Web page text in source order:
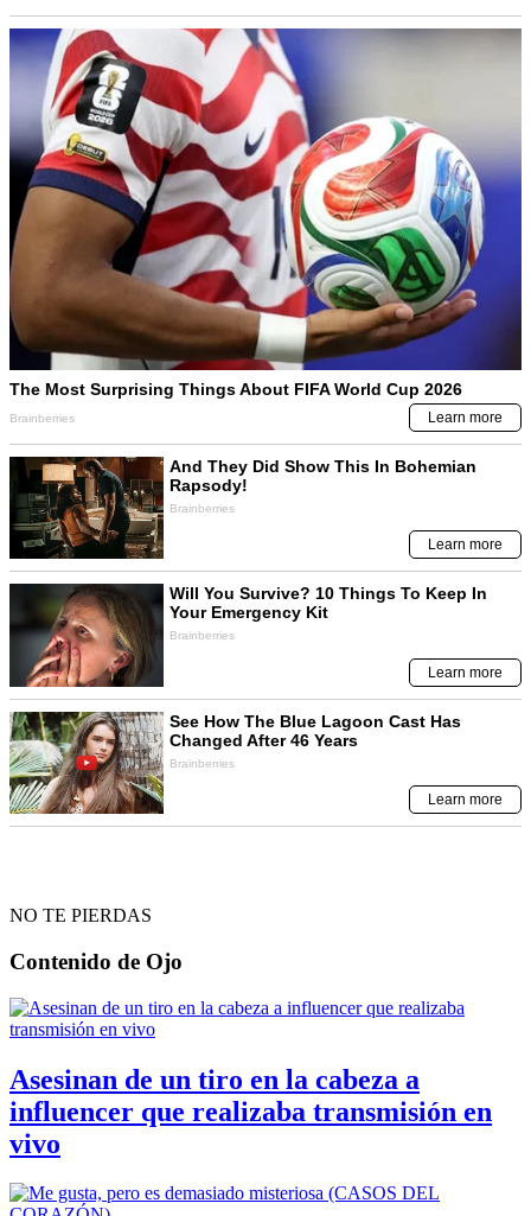
NO TE PIERDAS
Contenido de Ojo
Asesinan de un tiro en la cabeza a
influencer que realizaba transmisión en
vivo